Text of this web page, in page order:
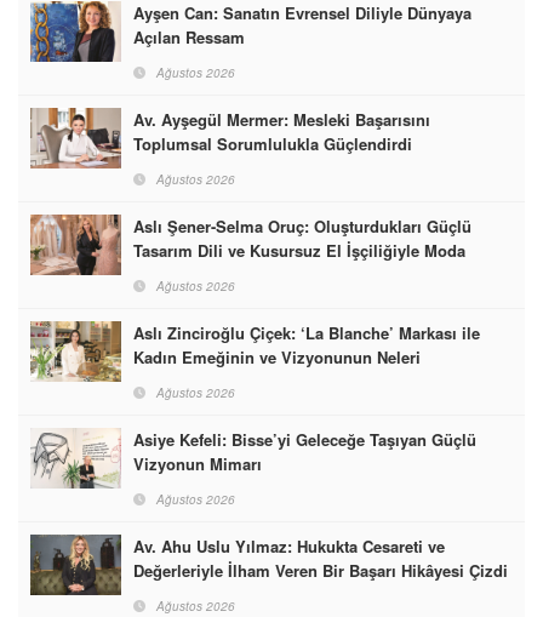
Ayşen Can: Sanatın Evrensel Diliyle Dünyaya
Açılan Ressam
Ağustos 2026
Av. Ayşegül Mermer: Mesleki Başarısını
Toplumsal Sorumlulukla Güçlendirdi
Ağustos 2026
Aslı Şener-Selma Oruç: Oluşturdukları Güçlü
Tasarım Dili ve Kusursuz El İşçiliğiyle Moda
Dünyasına İmzalarını Attılar
Ağustos 2026
Aslı Zinciroğlu Çiçek: ‘La Blanche’ Markası ile
Kadın Emeğinin ve Vizyonunun Neleri
Başarabileceğinin En Güzel Örneğini Sunuyor
Ağustos 2026
Asiye Kefeli: Bisse’yi Geleceğe Taşıyan Güçlü
Vizyonun Mimarı
Ağustos 2026
Av. Ahu Uslu Yılmaz: Hukukta Cesareti ve
Değerleriyle İlham Veren Bir Başarı Hikâyesi Çizdi
Ağustos 2026